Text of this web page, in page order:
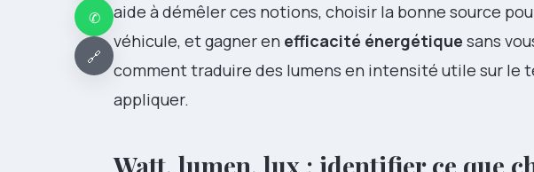
✆
🔗
aide à démêler ces notions, choisir la bonne source
véhicule, et gagner en efficacité énergétique sans
comment traduire des lumens en intensité utile sur le
appliquer.